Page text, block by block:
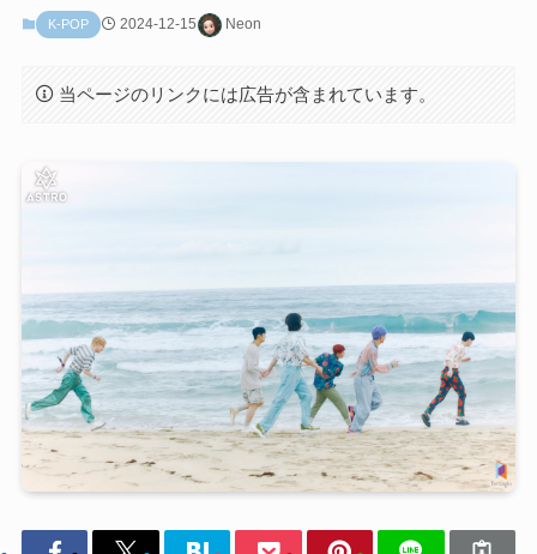
K-POP 2024-12-15 Neon
当ページのリンクには広告が含まれています。